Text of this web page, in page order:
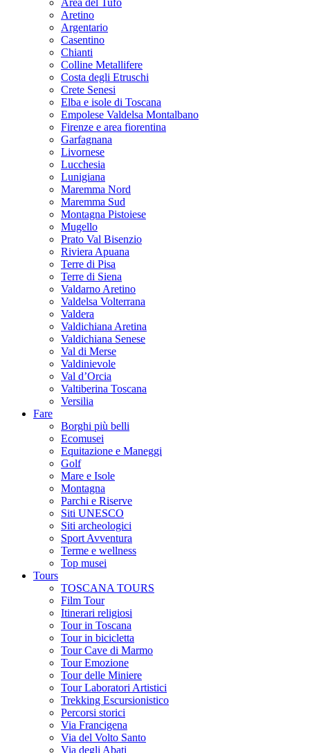
Area del Tufo
Aretino
Argentario
Casentino
Chianti
Colline Metallifere
Costa degli Etruschi
Crete Senesi
Elba e isole di Toscana
Empolese Valdelsa Montalbano
Firenze e area fiorentina
Garfagnana
Livornese
Lucchesia
Lunigiana
Maremma Nord
Maremma Sud
Montagna Pistoiese
Mugello
Prato Val Bisenzio
Riviera Apuana
Terre di Pisa
Terre di Siena
Valdarno Aretino
Valdelsa Volterrana
Valdera
Valdichiana Aretina
Valdichiana Senese
Val di Merse
Valdinievole
Val d’Orcia
Valtiberina Toscana
Versilia
Fare
Borghi più belli
Ecomusei
Equitazione e Maneggi
Golf
Mare e Isole
Montagna
Parchi e Riserve
Siti UNESCO
Siti archeologici
Sport Avventura
Terme e wellness
Top musei
Tours
TOSCANA TOURS
Film Tour
Itinerari religiosi
Tour in Toscana
Tour in bicicletta
Tour Cave di Marmo
Tour Emozione
Tour delle Miniere
Tour Laboratori Artistici
Trekking Escursionistico
Percorsi storici
Via Francigena
Via del Volto Santo
Via degli Abati